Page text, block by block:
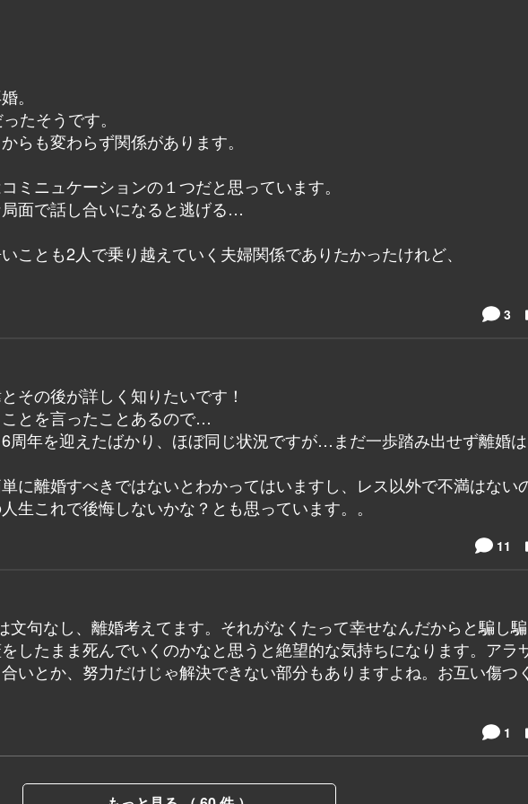
。
たそうです。
らも変わらず関係があります。
ミニュケーションの１つだと思っています。
面で話し合いになると逃げる…
ことも2人で乗り越えていく夫婦関係でありたかったけれど、
3
その後が詳しく知りたいです！
とを言ったことあるので…
周年を迎えたばかり、ほぼ同じ状況ですが…まだ一歩踏み出せず離婚
に離婚すべきではないとわかってはいますし、レス以外で不満はない
生これで後悔しないかな？とも思っています。。
11
文句なし、離婚考えてます。それがなくたって幸せなんだからと騙し
したまま死んでいくのかなと思うと絶望的な気持ちになります。アラ
いとか、努力だけじゃ解決できない部分もありますよね。お互い傷つ
1